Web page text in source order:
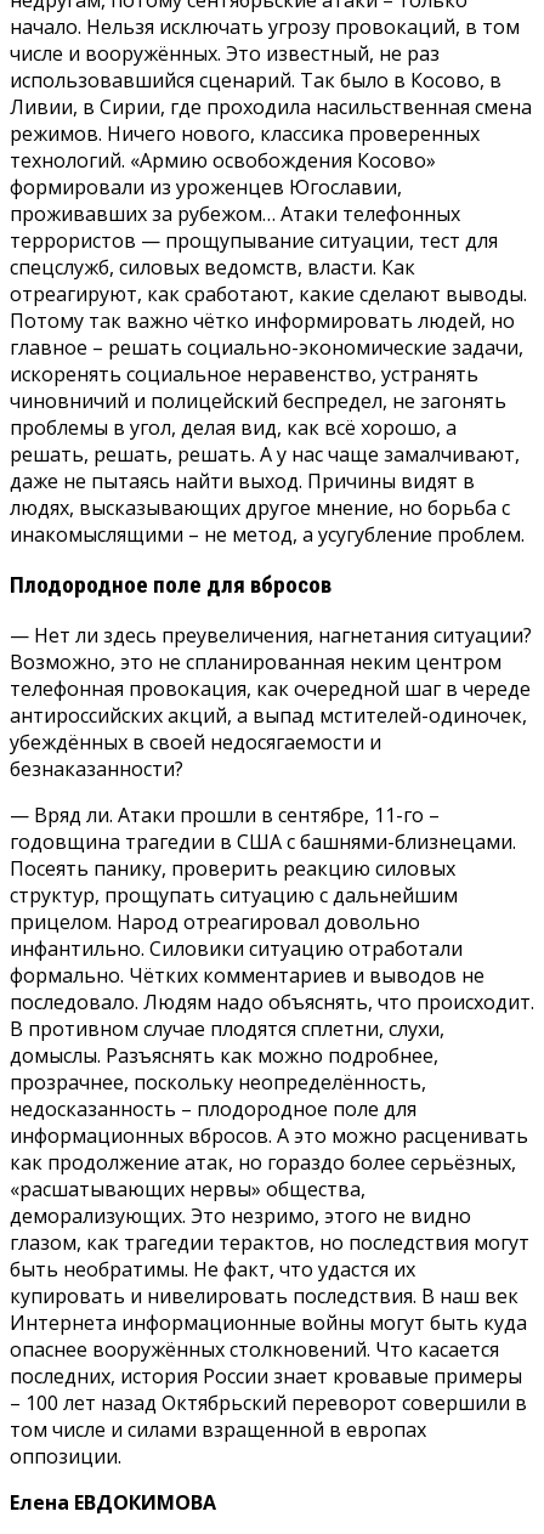
начало. Нельзя исключать угрозу провокаций, в том
числе и вооружённых. Это известный, не раз
использовавшийся сценарий. Так было в Косово, в
Ливии, в Сирии, где проходила насильственная смена
режимов. Ничего нового, классика проверенных
технологий. «Армию освобождения Косово»
формировали из уроженцев Югославии,
проживавших за рубежом… Атаки телефонных
террористов — прощупывание ситуации, тест для
спецслужб, силовых ведомств, власти. Как
отреагируют, как сработают, какие сделают выводы.
Потому так важно чётко информировать людей, но
главное – решать социально-экономические задачи,
искоренять социальное неравенство, устранять
чиновничий и полицейский беспредел, не загонять
проблемы в угол, делая вид, как всё хорошо, а
решать, решать, решать. А у нас чаще замалчивают,
даже не пытаясь найти выход. Причины видят в
людях, высказывающих другое мнение, но борьба с
инакомыслящими – не метод, а усугубление проблем.
Плодородное поле для вбросов
— Нет ли здесь преувеличения, нагнетания ситуации?
Возможно, это не спланированная неким центром
телефонная провокация, как очередной шаг в череде
антироссийских акций, а выпад мстителей-одиночек,
убеждённых в своей недосягаемости и
безнаказанности?
— Вряд ли. Атаки прошли в сентябре, 11-го –
годовщина трагедии в США с башнями-близнецами.
Посеять панику, проверить реакцию силовых
структур, прощупать ситуацию с дальнейшим
прицелом. Народ отреагировал довольно
инфантильно. Силовики ситуацию отработали
формально. Чётких комментариев и выводов не
последовало. Людям надо объяснять, что происходит.
В противном случае плодятся сплетни, слухи,
домыслы. Разъяснять как можно подробнее,
прозрачнее, поскольку неопределённость,
недосказанность – плодородное поле для
информационных вбросов. А это можно расценивать
как продолжение атак, но гораздо более серьёзных,
«расшатывающих нервы» общества,
деморализующих. Это незримо, этого не видно
глазом, как трагедии терактов, но последствия могут
быть необратимы. Не факт, что удастся их
купировать и нивелировать последствия. В наш век
Интернета информационные войны могут быть куда
опаснее вооружённых столкновений. Что касается
последних, история России знает кровавые примеры
– 100 лет назад Октябрьский переворот совершили в
том числе и силами взращенной в европах
оппозиции.
Елена ЕВДОКИМОВА